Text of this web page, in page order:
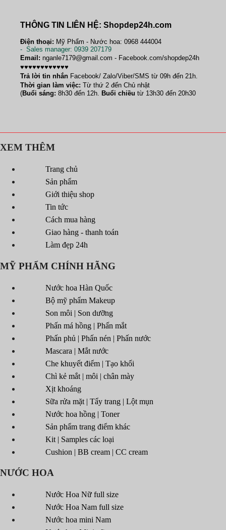
THÔNG TIN LIÊN HỆ: Shopdep24h.com
Điện thoại: Mỹ Phẩm - Nước hoa: 0968 444004
- Sales manager: 0939 207179
Email: nganle7179@gmail.com - Facebook.com/shopdep24h
♥♥♥♥♥♥♥♥♥♥♥♥
Trả lời tin nhắn Facebook/ Zalo/Viber/SMS từ 09h đến 21h.
Thời gian làm việc: Từ thứ 2 đến Chủ nhật
(Buổi sáng: 8h30 đến 12h. Buổi chiều từ 13h30 đến 20h30
XEM THÊM
Trang chủ
Sản phẩm
Giới thiệu shop
Tin tức
Cách mua hàng
Giao hàng - thanh toán
Làm đẹp 24h
MỸ PHẨM CHÍNH HÃNG
Nước hoa Hàn Quốc
Bộ mỹ phẩm Makeup
Son môi | Son dưỡng
Phấn má hồng | Phấn mắt
Phấn phủ | Phấn nén | Phấn nước
Mascara | Mắt nước
Che khuyết điểm | Tạo khối
Chì kẻ mắt | môi | chân mày
Xịt khoáng
Sữa rửa mặt | Tẩy trang | Lột mụn
Nước hoa hồng | Toner
Sản phẩm trang điểm khác
Kit | Samples các loại
Cushion | BB cream | CC cream
NƯỚC HOA
Nước Hoa Nữ full size
Nước Hoa Nam full size
Nước hoa mini Nam